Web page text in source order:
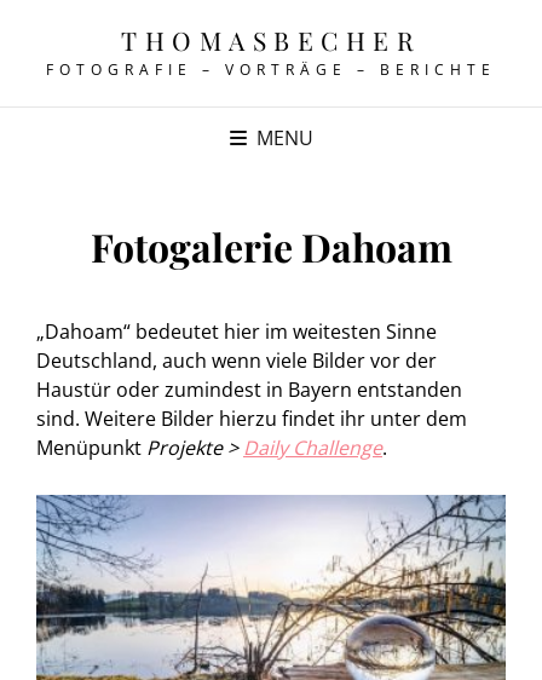
THOMASBECHER
FOTOGRAFIE – VORTRÄGE – BERICHTE
MENU
Fotogalerie Dahoam
„Dahoam“ bedeutet hier im weitesten Sinne
Deutschland, auch wenn viele Bilder vor der
Haustür oder zumindest in Bayern entstanden
sind. Weitere Bilder hierzu findet ihr unter dem
Menüpunkt Projekte >Daily Challenge.